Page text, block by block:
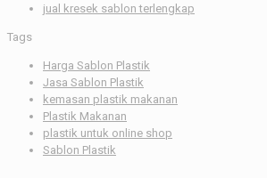
jual kresek sablon terlengkap
Tags
Harga Sablon Plastik
Jasa Sablon Plastik
kemasan plastik makanan
Plastik Makanan
plastik untuk online shop
Sablon Plastik